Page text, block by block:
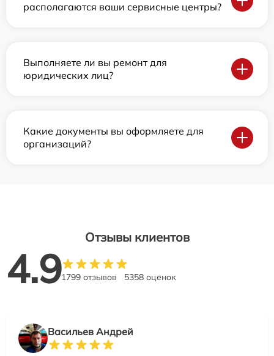
располагаются ваши сервисные центры?
Выполняете ли вы ремонт для
юридических лиц?
Какие документы вы оформляете для
организаций?
Отзывы клиентов
4.91799 отзывов 5358 оценок
Васильев Андрей